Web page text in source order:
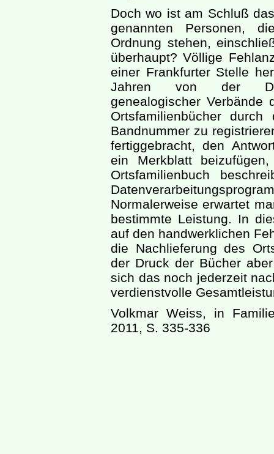
Doch wo ist am Schluß
genannten Personen,
Ordnung stehen,
überhaupt? Völlige
einer Frankfurter Stelle
Jahren von der
genealogischer Verbände
Ortsfamilienbücher
Bandnummer zu
fertiggebracht, den
ein Merkblatt
Ortsfamilienbuch
Normalerweise erwartet
bestimmte Leistung. In
auf den handwerklichen
die Nachlieferung des
der Druck der Bücher
sich das noch jederzeit
verdienstvolle
Volkmar Weiss, in
2011, S. 335-336